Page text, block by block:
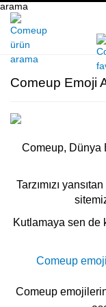
Comeup Emoji
Comeup, Dünya
Tarzımızı
Kutlamaya sen de
Comeup
Comeup